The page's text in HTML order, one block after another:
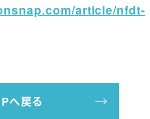
article/nfdt-
へ戻る